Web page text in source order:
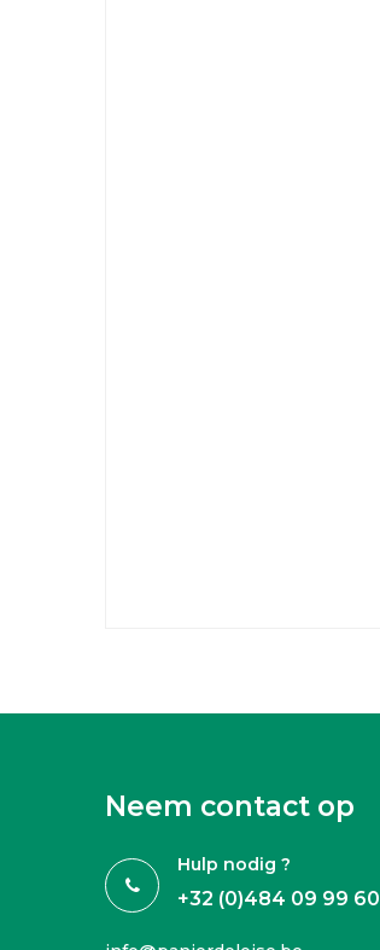
Neem contact op
Hulp nodig ?
+32 (0)484 09 99 60